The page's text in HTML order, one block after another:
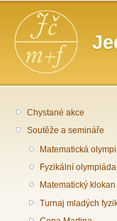
Hlavní menu
Chystané akce
Soutěže a semináře
Matematická
Fyzikální olympiáda
Matematický klokan
Turnaj mladých